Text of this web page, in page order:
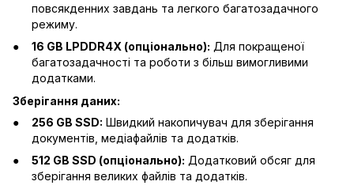
повсякденних завдань та легкого багатозадачного
режиму.
16 GB LPDDR4X (опціонально): Для покращеної
багатозадачності та роботи з більш вимогливими
додатками.
Зберігання даних:
256 GB SSD: Швидкий накопичувач для зберігання
документів, медіафайлів та додатків.
512 GB SSD (опціонально): Додатковий обсяг для
зберігання великих файлів та додатків.